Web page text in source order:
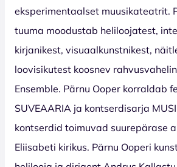
eksperimentaalset muusikateatrit.
tuuma moodustab heliloojatest,
kirjanikest, visuaalkunstnikest,
loovisikutest koosnev
Ensemble. Pärnu Ooper korraldab
SUVEAARIA ja kontserdisarja
kontserdid toimuvad suurepärase
Eliisabeti kirikus. Pärnu Ooperi